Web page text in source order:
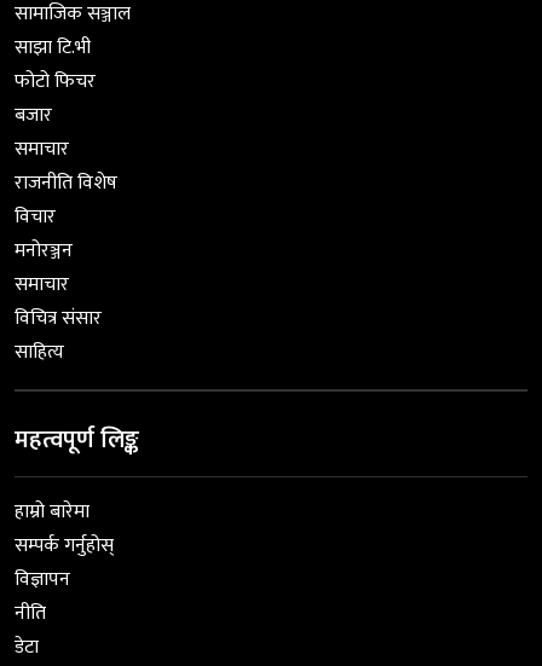
सामाजिक सञ्जाल
साझा टि.भी
फोटो फिचर
बजार
समाचार
राजनीति विशेष
विचार
मनोरञ्जन
समाचार
विचित्र संसार
साहित्य
महत्वपूर्ण लिङ्क
हाम्रो बारेमा
सम्पर्क गर्नुहोस्
विज्ञापन
नीति
डेटा